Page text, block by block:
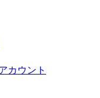
カウント